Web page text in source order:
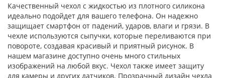
Качественный чехол с жидкостью из плотного силикона
идеально подойдет для вашего телефона. Он надежно
защищает смартфон от падений, ударов, влаги и грязи. В
чехле используются сыпучки, которые переливаются при
повороте, создавая красивый и приятный рисунок. В
нашем магазине доступно очень много стильных
изображений на любой вкус. Чехол также имеет защиту
для камеры и других датчиков. Прозрачный дизайн чехла